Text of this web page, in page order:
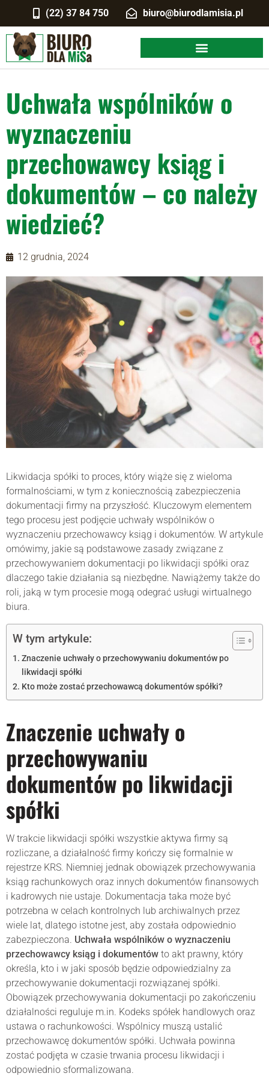
(22) 37 84 750 biuro@biurodlamisia.pl
Uchwała wspólników o
wyznaczeniu
przechowawcy ksiąg i
dokumentów – co należy
wiedzieć?
12 grudnia, 2024
Likwidacja spółki to proces, który wiąże się z wieloma
formalnościami, w tym z koniecznością zabezpieczenia
dokumentacji firmy na przyszłość. Kluczowym elementem
tego procesu jest podjęcie uchwały wspólników o
wyznaczeniu przechowawcy ksiąg i dokumentów. W artykule
omówimy, jakie są podstawowe zasady związane z
przechowywaniem dokumentacji po likwidacji spółki oraz
dlaczego takie działania są niezbędne. Nawiążemy także do
roli, jaką w tym procesie mogą odegrać usługi wirtualnego
biura.
W tym artykule:
Znaczenie uchwały o przechowywaniu dokumentów po
likwidacji spółki
Kto może zostać przechowawcą dokumentów spółki?
Znaczenie uchwały o
przechowywaniu
dokumentów po likwidacji
spółki
W trakcie likwidacji spółki wszystkie aktywa firmy są
rozliczane, a działalność firmy kończy się formalnie w
rejestrze KRS. Niemniej jednak obowiązek przechowywania
ksiąg rachunkowych oraz innych dokumentów finansowych
i kadrowych nie ustaje. Dokumentacja taka może być
potrzebna w celach kontrolnych lub archiwalnych przez
wiele lat, dlatego istotne jest, aby została odpowiednio
zabezpieczona. Uchwała wspólników o wyznaczeniu
przechowawcy ksiąg i dokumentów to akt prawny, który
określa, kto i w jaki sposób będzie odpowiedzialny za
przechowywanie dokumentacji rozwiązanej spółki.
Obowiązek przechowywania dokumentacji po zakończeniu
działalności reguluje m.in. Kodeks spółek handlowych oraz
ustawa o rachunkowości. Wspólnicy muszą ustalić
przechowawcę dokumentów spółki. Uchwała powinna
zostać podjęta w czasie trwania procesu likwidacji i
odpowiednio sformalizowana.